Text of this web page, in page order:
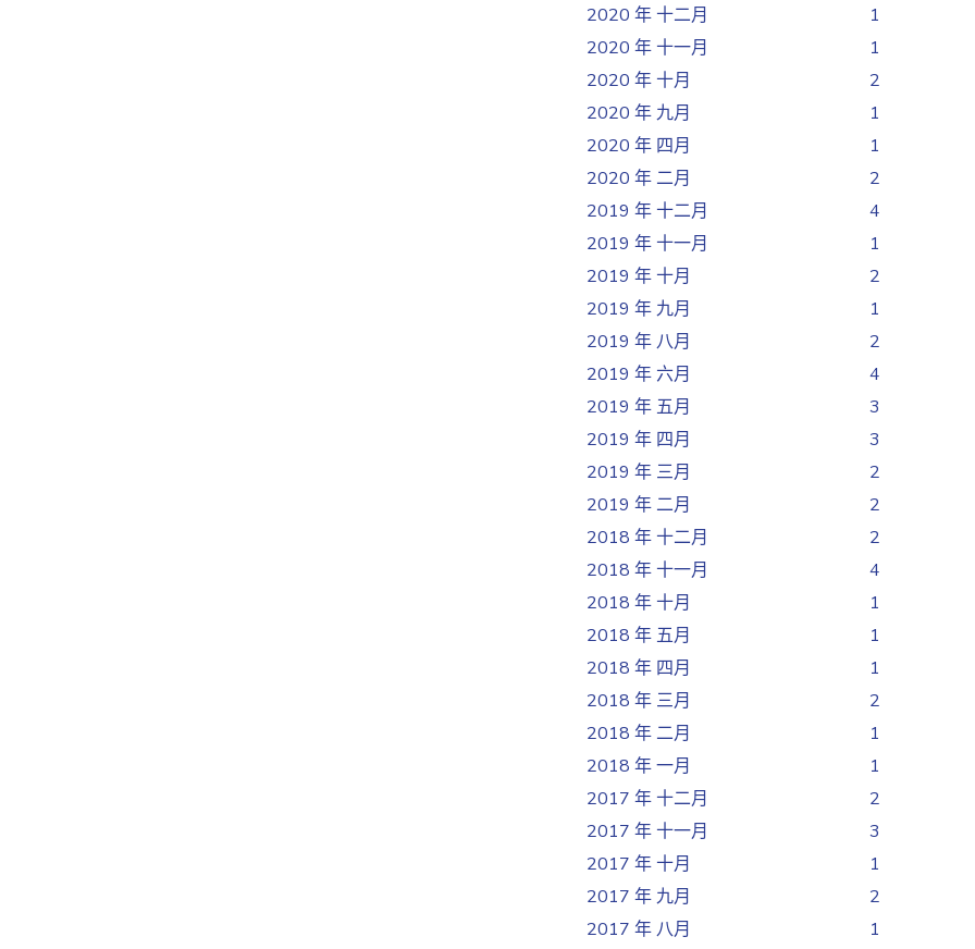
2020 年 十二月
1
2020 年 十一月
1
2020 年 十月
2
2020 年 九月
1
2020 年 四月
1
2020 年 二月
2
2019 年 十二月
4
2019 年 十一月
1
2019 年 十月
2
2019 年 九月
1
2019 年 八月
2
2019 年 六月
4
2019 年 五月
3
2019 年 四月
3
2019 年 三月
2
2019 年 二月
2
2018 年 十二月
2
2018 年 十一月
4
2018 年 十月
1
2018 年 五月
1
2018 年 四月
1
2018 年 三月
2
2018 年 二月
1
2018 年 一月
1
2017 年 十二月
2
2017 年 十一月
3
2017 年 十月
1
2017 年 九月
2
2017 年 八月
1